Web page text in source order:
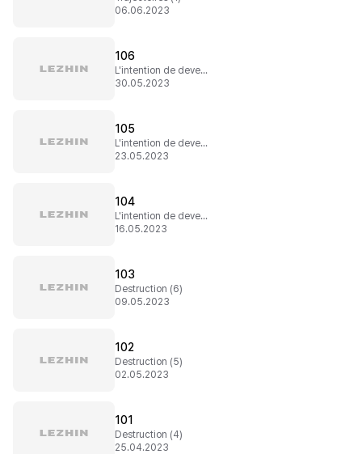
06.06.2023
106
L'intention de devenir un roc (3)
30.05.2023
105
L'intention de devenir un roc (2)
23.05.2023
104
L'intention de devenir un roc (1)
16.05.2023
103
Destruction (6)
09.05.2023
102
Destruction (5)
02.05.2023
101
Destruction (4)
25.04.2023